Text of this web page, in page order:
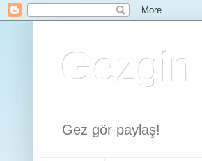
Gezgin
Gez gör paylaş!